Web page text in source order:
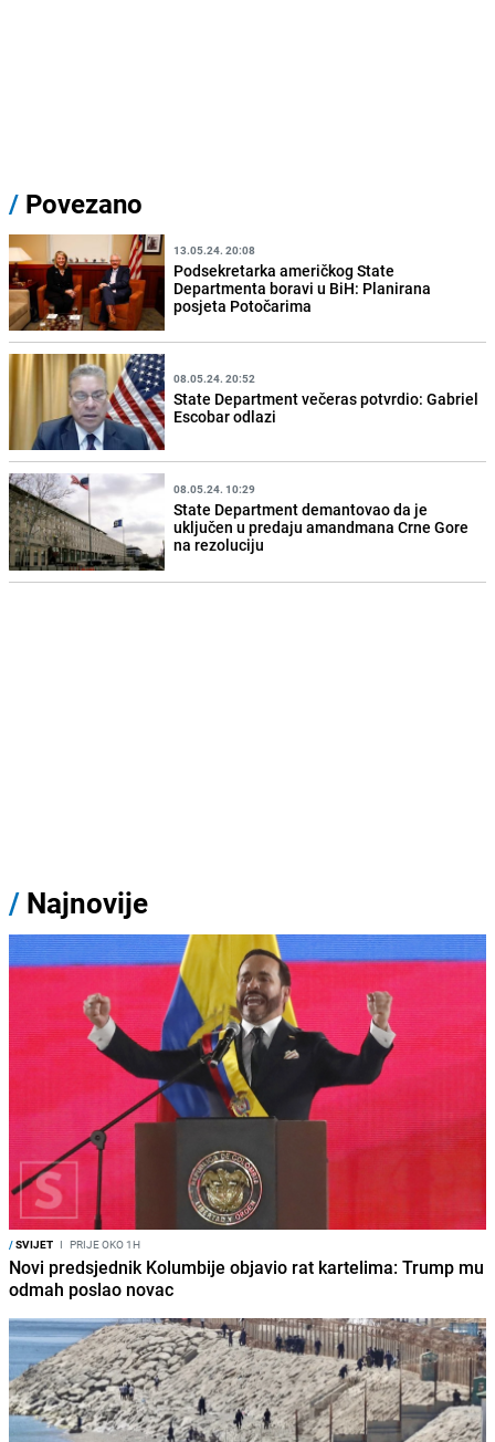
/ Povezano
13.05.24. 20:08
Podsekretarka američkog State
Departmenta boravi u BiH: Planirana
posjeta Potočarima
08.05.24. 20:52
State Department večeras potvrdio: Gabriel
Escobar odlazi
08.05.24. 10:29
State Department demantovao da je
uključen u predaju amandmana Crne Gore
na rezoluciju
/ Najnovije
/SVIJET I PRIJE OKO 1H
Novi predsjednik Kolumbije objavio rat kartelima: Trump mu
odmah poslao novac